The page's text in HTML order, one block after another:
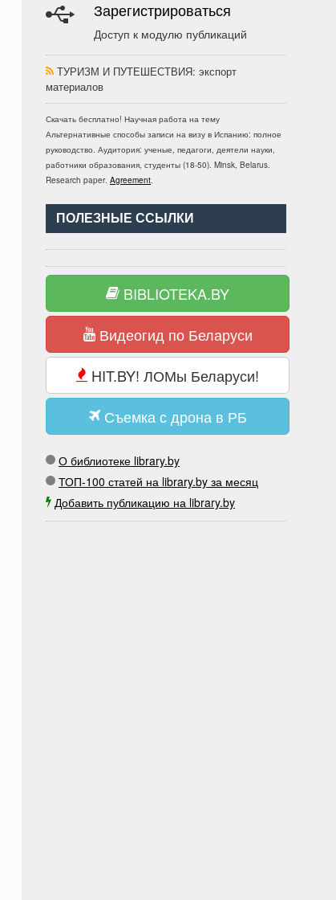
Зарегистрироваться
Доступ к модулю публикаций
ТУРИЗМ И ПУТЕШЕСТВИЯ: экспорт
материалов
Скачать бесплатно! Научная работа на тему
Альтернативные способы записи на визу в Испанию: полное
руководство. Аудитория: ученые, педагоги, деятели науки,
работники образования, студенты (18-50). Minsk, Belarus.
Research paper. Agreement.
ПОЛЕЗНЫЕ ССЫЛКИ
BIBLIOTEKA.BY
Видеогид по Беларуси
HIT.BY! ЛОМы Беларуси!
Съемка с дрона в РБ
О библиотеке library.by
ТОП-100 статей на library.by за месяц
Добавить публикацию на library.by